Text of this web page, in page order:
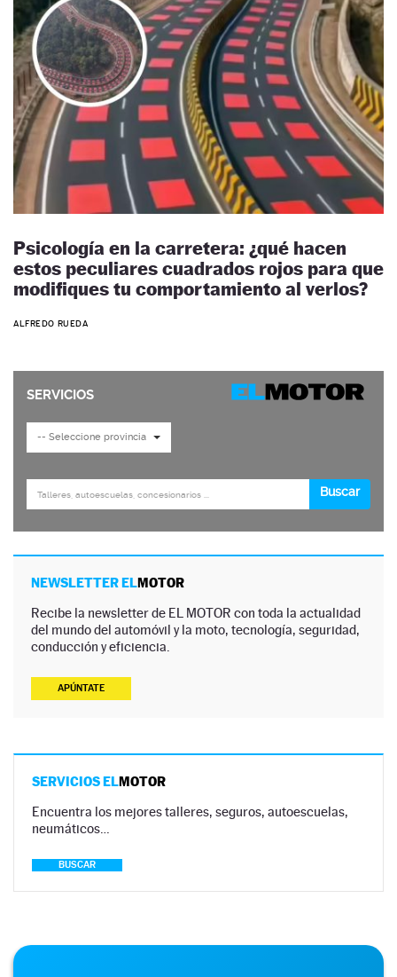
Psicología en la carretera: ¿qué hacen
estos peculiares cuadrados rojos para que
modifiques tu comportamiento al verlos?
ALFREDO RUEDA
NEWSLETTER ELMOTOR
Recibe la newsletter de EL MOTOR con toda la actualidad
del mundo del automóvil y la moto, tecnología, seguridad,
conducción y eficiencia.
APÚNTATE
SERVICIOS ELMOTOR
Encuentra los mejores talleres, seguros, autoescuelas,
neumáticos…
BUSCAR